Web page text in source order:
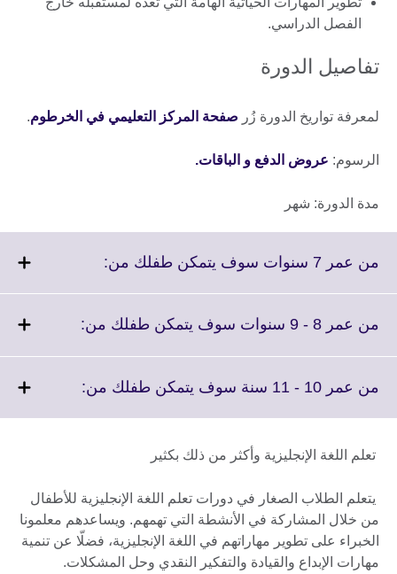
الفصل الدراسي.
تفاصيل الدورة
لمعرفة تواريخ الدورة زُر صفحة المركز التعليمي في الخرطوم.
الرسوم: عروض الدفع و الباقات.
مدة الدورة: شهر
من عمر 7 سنوات سوف يتمكن طفلك من:
More
من عمر 8 - 9 سنوات سوف يتمكن طفلك من:
من عمر 10 - 11 سنة سوف يتمكن طفلك من:
available.
تعلم اللغة الإنجليزية وأكثر من ذلك بكثير
يتعلم الطلاب الصغار في دورات تعلم اللغة الإنجليزية للأطفال
من خلال المشاركة في الأنشطة التي تهمهم. ويساعدهم معلمونا
الخبراء على تطوير مهاراتهم في اللغة الإنجليزية، فضلّا عن تنمية
مهارات الإبداع والقيادة والتفكير النقدي وحل المشكلات.